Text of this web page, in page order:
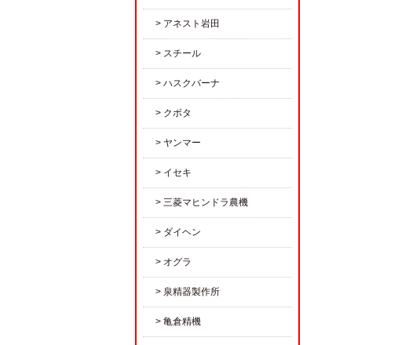
アネスト岩田
スチール
ハスクバーナ
クボタ
ヤンマー
イセキ
三菱マヒンドラ農機
ダイヘン
オグラ
泉精器製作所
亀倉精機